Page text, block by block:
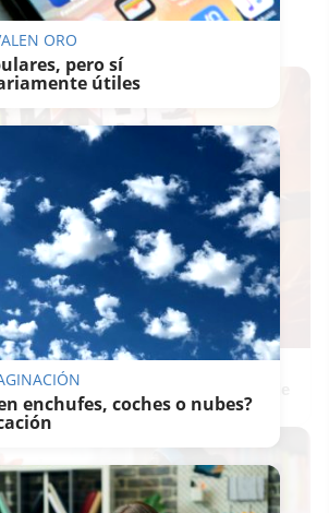
Press.
de la vieja escuela ¡Cómo los de
ORO
pero sí
útiles
enchufes, coches o nubes?